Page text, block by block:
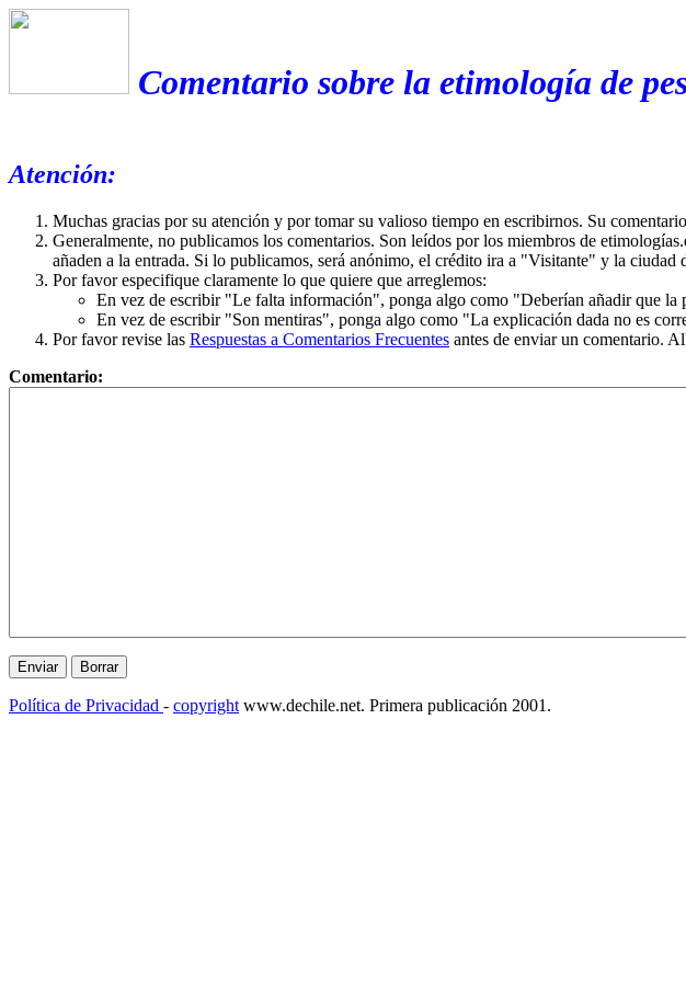
Comentario sobre la etimología de
Atención:
Muchas gracias por su atención y por tomar su valioso tiempo en escribirnos. Su
Generalmente, no publicamos los comentarios. Son leídos por los miembros de
añaden a la entrada. Si lo publicamos, será anónimo, el crédito ira a "Visitante" y la ciudad
Por favor especifique claramente lo que quiere que arreglemos:
En vez de escribir "Le falta información", ponga algo como "Deberían añadir que la
En vez de escribir "Son mentiras", ponga algo como "La explicación dada no es
Por favor revise las Respuestas a Comentarios Frecuentes antes de enviar un comentario.
Comentario:
Política de Privacidad - copyright www.dechile.net. Primera publicación 2001.